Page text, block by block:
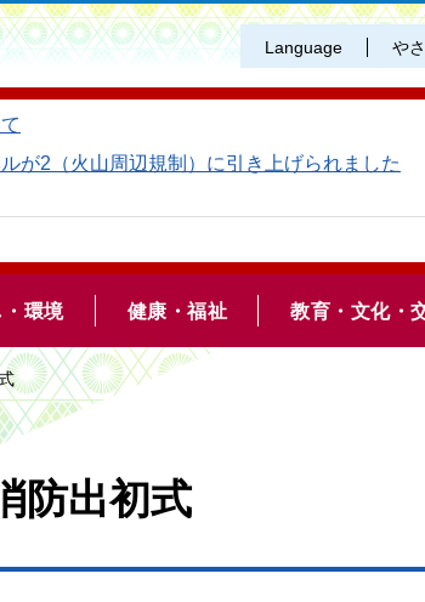
Language や
が2（火山周辺規制）に引き上げられました
・環境 健康・福祉 教育・文化・
防出初式